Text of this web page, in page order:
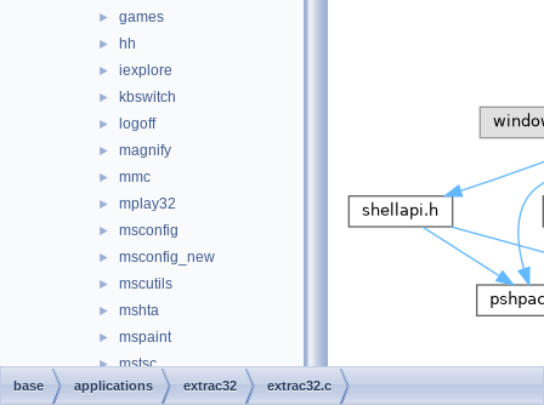
► games
► hh
► iexplore
► kbswitch
► logoff
► magnify
► mmc
► mplay32
► msconfig
► msconfig_new
► mscutils
► mshta
► mspaint
► mstsc
► network
base applications extrac32 extrac32.c